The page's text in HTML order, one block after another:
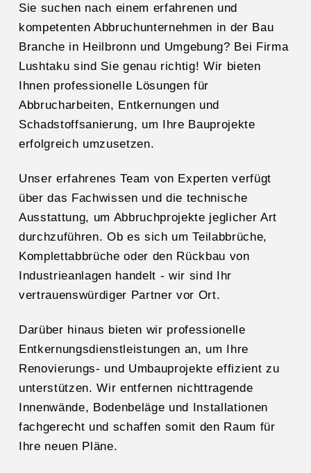
Sie suchen nach einem erfahrenen und
kompetenten Abbruchunternehmen in der Bau
Branche in Heilbronn und Umgebung? Bei Firma
Lushtaku sind Sie genau richtig! Wir bieten
Ihnen professionelle Lösungen für
Abbrucharbeiten, Entkernungen und
Schadstoffsanierung, um Ihre Bauprojekte
erfolgreich umzusetzen.
Unser erfahrenes Team von Experten verfügt
über das Fachwissen und die technische
Ausstattung, um Abbruchprojekte jeglicher Art
durchzuführen. Ob es sich um Teilabbrüche,
Komplettabbrüche oder den Rückbau von
Industrieanlagen handelt - wir sind Ihr
vertrauenswürdiger Partner vor Ort.
Darüber hinaus bieten wir professionelle
Entkernungsdienstleistungen an, um Ihre
Renovierungs- und Umbauprojekte effizient zu
unterstützen. Wir entfernen nichttragende
Innenwände, Bodenbeläge und Installationen
fachgerecht und schaffen somit den Raum für
Ihre neuen Pläne.